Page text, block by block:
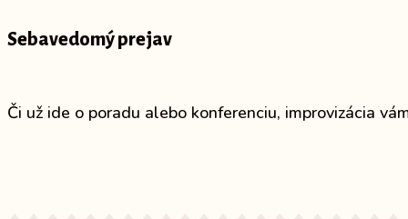
Sebavedomý prejav
Či už ide o poradu alebo konferenciu, improvizácia